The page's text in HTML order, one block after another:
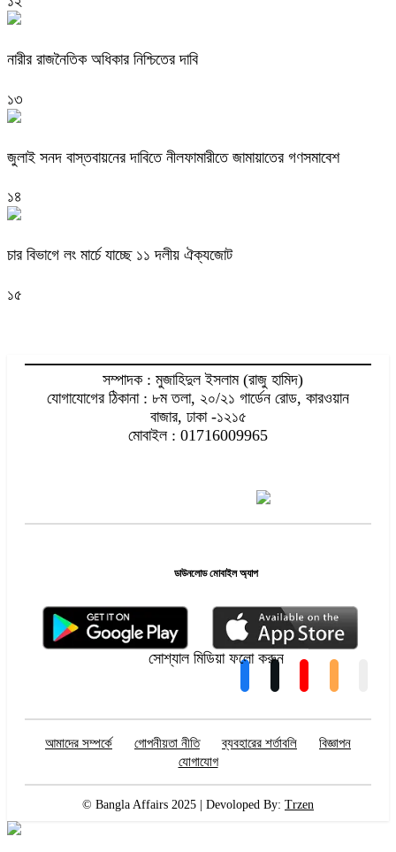
নারীর রাজনৈতিক অধিকার নিশ্চিতের দাবি
১৩
জুলাই সনদ বাস্তবায়নের দাবিতে নীলফামারীতে জামায়াতের গণসমাবেশ
১৪
চার বিভাগে লং মার্চে যাচ্ছে ১১ দলীয় ঐক্যজোট
১৫
সম্পাদক : মুজাহিদুল ইসলাম (রাজু হামিদ)
যোগাযোগের ঠিকানা : ৮ম তলা, ২০/২১ গার্ডেন রোড, কারওয়ান
বাজার, ঢাকা -১২১৫
মোবাইল : 01716009965
ডাউনলোড মোবাইল অ্যাপ
সোশ্যাল মিডিয়া ফলো করুন
আমাদের সম্পর্কে গোপনীয়তা নীতি ব্যবহারের শর্তাবলি
বিজ্ঞাপন
যোগাযোগ
© Bangla Affairs 2025 | Devoloped By: Trzen